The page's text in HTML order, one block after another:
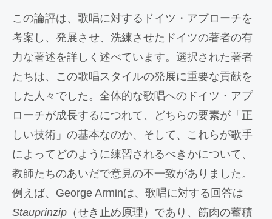
この論評は、歌唱に対するドイツ・アプローチを
考案し、発展させ、洗練させたドイツの著者の有
力な著述を詳しく述べています。選択された著者
たちは、この歌唱スタイルの発展に重要な貢献を
した人々でした。全体的な歌唱へのドイツ・アプ
ローチが成長するにつれて、どちらの要素が「正
しい技術」の基本なのか、そして、これらが歌手
によってどのように練習されるべきかについて、
教師たちのあいだで意見の不一致がありました。
例えば、George Arminは、歌唱に対する回答は
Stauprinzip （せき止め原理）であり、筋肉の蓄積